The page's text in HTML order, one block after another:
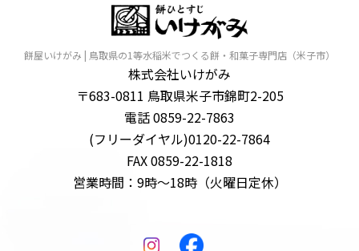
餅屋いけがみ | 鳥取県の1等水稲米でつくる餅・和菓子専門店（米子市）
株式会社いけがみ
〒683-0811 鳥取県米子市錦町2-205
電話 0859-22-7863
(フリーダイヤル)0120-22-7864
FAX 0859-22-1818
営業時間：9時～18時（火曜日定休）